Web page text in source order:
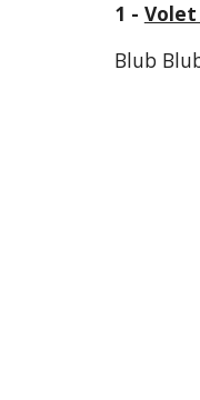
1 -
Blub